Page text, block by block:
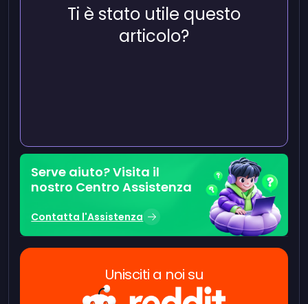
Ti è stato utile questo
articolo?
Serve aiuto? Visita il
nostro Centro Assistenza
Contatta l'Assistenza
Unisciti a noi su